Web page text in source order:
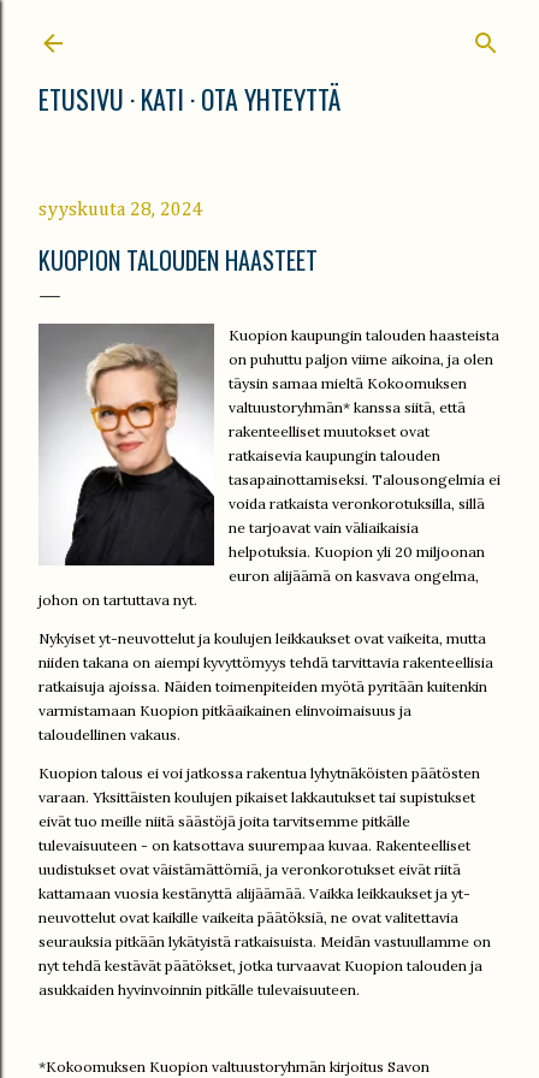
ETUSIVU KATI OTA YHTEYTTÄ
syyskuuta 28, 2024
KUOPION TALOUDEN HAASTEET
Kuopion kaupungin talouden haasteista
on puhuttu paljon viime aikoina, ja olen
täysin samaa mieltä Kokoomuksen
valtuustoryhmän* kanssa siitä, että
rakenteelliset muutokset ovat
ratkaisevia kaupungin talouden
tasapainottamiseksi. Talousongelmia ei
voida ratkaista veronkorotuksilla, sillä
ne tarjoavat vain väliaikaisia
helpotuksia. Kuopion yli 20 miljoonan
euron alijäämä on kasvava ongelma,
johon on tartuttava nyt.
Nykyiset yt-neuvottelut ja koulujen leikkaukset ovat vaikeita, mutta
niiden takana on aiempi kyvyttömyys tehdä tarvittavia rakenteellisia
ratkaisuja ajoissa. Näiden toimenpiteiden myötä pyritään kuitenkin
varmistamaan Kuopion pitkäaikainen elinvoimaisuus ja
taloudellinen vakaus.
Kuopion talous ei voi jatkossa rakentua lyhytnäköisten päätösten
varaan. Yksittäisten koulujen pikaiset lakkautukset tai supistukset
eivät tuo meille niitä säästöjä joita tarvitsemme pitkälle
tulevaisuuteen - on katsottava suurempaa kuvaa. Rakenteelliset
uudistukset ovat väistämättömiä, ja veronkorotukset eivät riitä
kattamaan vuosia kestänyttä alijäämää. Vaikka leikkaukset ja yt-
neuvottelut ovat kaikille vaikeita päätöksiä, ne ovat valitettavia
seurauksia pitkään lykätyistä ratkaisuista. Meidän vastuullamme on
nyt tehdä kestävät päätökset, jotka turvaavat Kuopion talouden ja
asukkaiden hyvinvoinnin pitkälle tulevaisuuteen.
*Kokoomuksen Kuopion valtuustoryhmän kirjoitus Savon